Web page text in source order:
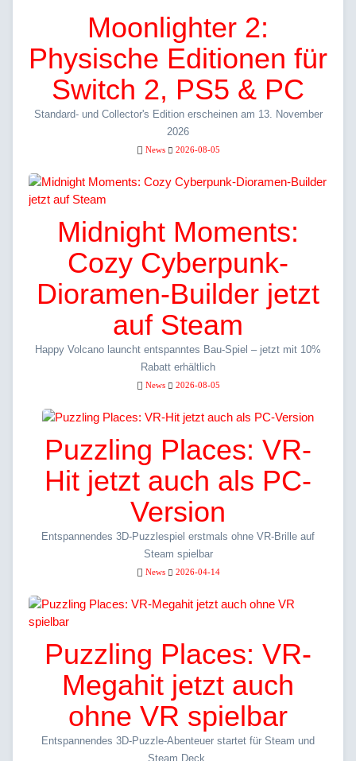
Moonlighter 2:
Physische Editionen für
Switch 2, PS5 & PC
Standard- und Collector's Edition erscheinen am 13. November
2026
News 2026-08-05
Midnight Moments:
Cozy Cyberpunk-
Dioramen-Builder jetzt
auf Steam
Happy Volcano launcht entspanntes Bau-Spiel – jetzt mit 10%
Rabatt erhältlich
News 2026-08-05
Puzzling Places: VR-
Hit jetzt auch als PC-
Version
Entspannendes 3D-Puzzlespiel erstmals ohne VR-Brille auf
Steam spielbar
News 2026-04-14
Puzzling Places: VR-
Megahit jetzt auch
ohne VR spielbar
Entspannendes 3D-Puzzle-Abenteuer startet für Steam und
Steam Deck.